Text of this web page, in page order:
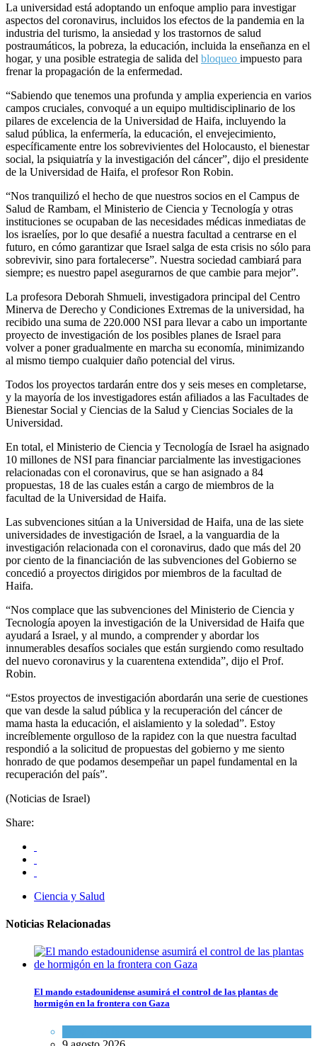
La universidad está adoptando un enfoque amplio para investigar
aspectos del coronavirus, incluidos los efectos de la pandemia en la
industria del turismo, la ansiedad y los trastornos de salud
postraumáticos, la pobreza, la educación, incluida la enseñanza en el
hogar, y una posible estrategia de salida del bloqueo impuesto para
frenar la propagación de la enfermedad.
“Sabiendo que tenemos una profunda y amplia experiencia en varios
campos cruciales, convoqué a un equipo multidisciplinario de los
pilares de excelencia de la Universidad de Haifa, incluyendo la
salud pública, la enfermería, la educación, el envejecimiento,
específicamente entre los sobrevivientes del Holocausto, el bienestar
social, la psiquiatría y la investigación del cáncer”, dijo el presidente
de la Universidad de Haifa, el profesor Ron Robin.
“Nos tranquilizó el hecho de que nuestros socios en el Campus de
Salud de Rambam, el Ministerio de Ciencia y Tecnología y otras
instituciones se ocupaban de las necesidades médicas inmediatas de
los israelíes, por lo que desafié a nuestra facultad a centrarse en el
futuro, en cómo garantizar que Israel salga de esta crisis no sólo para
sobrevivir, sino para fortalecerse”. Nuestra sociedad cambiará para
siempre; es nuestro papel asegurarnos de que cambie para mejor”.
La profesora Deborah Shmueli, investigadora principal del Centro
Minerva de Derecho y Condiciones Extremas de la universidad, ha
recibido una suma de 220.000 NSI para llevar a cabo un importante
proyecto de investigación de los posibles planes de Israel para
volver a poner gradualmente en marcha su economía, minimizando
al mismo tiempo cualquier daño potencial del virus.
Todos los proyectos tardarán entre dos y seis meses en completarse,
y la mayoría de los investigadores están afiliados a las Facultades de
Bienestar Social y Ciencias de la Salud y Ciencias Sociales de la
Universidad.
En total, el Ministerio de Ciencia y Tecnología de Israel ha asignado
10 millones de NSI para financiar parcialmente las investigaciones
relacionadas con el coronavirus, que se han asignado a 84
propuestas, 18 de las cuales están a cargo de miembros de la
facultad de la Universidad de Haifa.
Las subvenciones sitúan a la Universidad de Haifa, una de las siete
universidades de investigación de Israel, a la vanguardia de la
investigación relacionada con el coronavirus, dado que más del 20
por ciento de la financiación de las subvenciones del Gobierno se
concedió a proyectos dirigidos por miembros de la facultad de
Haifa.
“Nos complace que las subvenciones del Ministerio de Ciencia y
Tecnología apoyen la investigación de la Universidad de Haifa que
ayudará a Israel, y al mundo, a comprender y abordar los
innumerables desafíos sociales que están surgiendo como resultado
del nuevo coronavirus y la cuarentena extendida”, dijo el Prof.
Robin.
“Estos proyectos de investigación abordarán una serie de cuestiones
que van desde la salud pública y la recuperación del cáncer de
mama hasta la educación, el aislamiento y la soledad”. Estoy
increíblemente orgulloso de la rapidez con la que nuestra facultad
respondió a la solicitud de propuestas del gobierno y me siento
honrado de que podamos desempeñar un papel fundamental en la
recuperación del país”.
(Noticias de Israel)
Share:
Ciencia y Salud
Noticias Relacionadas
El mando estadounidense asumirá el control de las plantas de
hormigón en la frontera con Gaza